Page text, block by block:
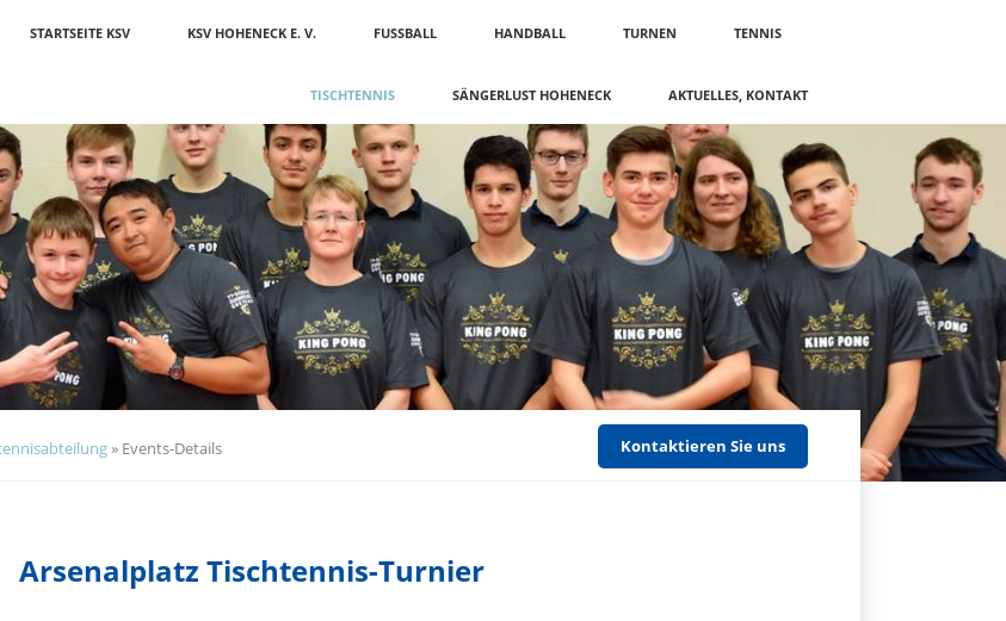
überspringen
STARTSEITE KSV KSV HOHENECK E. V. FUSSBALL HANDBALL TURNEN TENNIS
TISCHTENNIS SÄNGERLUST HOHENECK AKTUELLES, KONTAKT
» Events-Details Kontaktieren Sie uns
Arsenalplatz Tischtennis-Turnier